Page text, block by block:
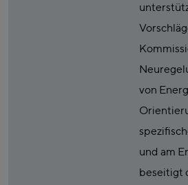
von
und am
beseitigt